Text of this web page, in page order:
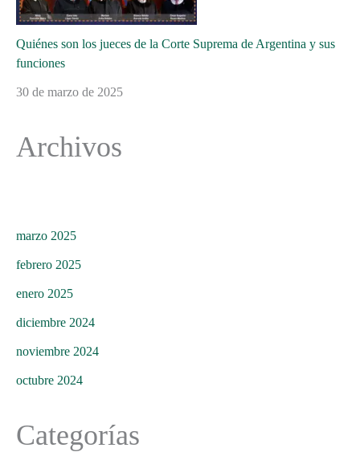
Quiénes son los jueces de la Corte Suprema de Argentina y sus
funciones
30 de marzo de 2025
Archivos
marzo 2025
febrero 2025
enero 2025
diciembre 2024
noviembre 2024
octubre 2024
Categorías